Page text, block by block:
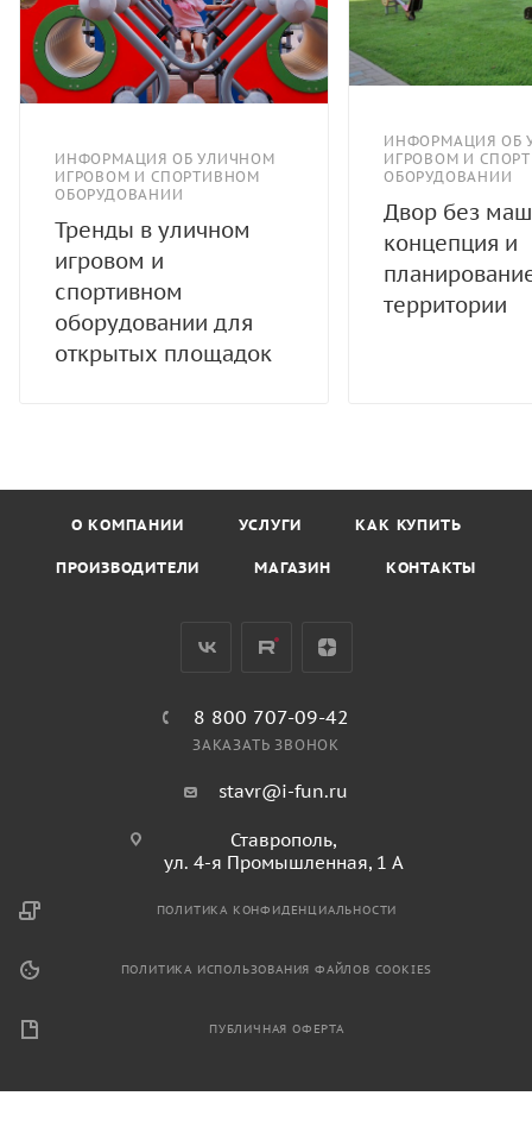
ИНФОРМАЦИЯ ОБ УЛИЧНОМ
ИГРОВОМ И СПОРТИВНОМ
ОБОРУДОВАНИИ
Тренды в уличном
игровом и
спортивном
оборудовании для
открытых площадок
ИНФОРМАЦИЯ ОБ
ИГРОВОМ И
ОБОРУДОВАНИИ
Двор без
концепция и
территории
О КОМПАНИИ УСЛУГИ КАК КУПИТЬ
ПРОИЗВОДИТЕЛИ МАГАЗИН КОНТАКТЫ
8 800 707-09-42
ЗАКАЗАТЬ ЗВОНОК
stavr@i-fun.ru
Ставрополь,
ул. 4-я Промышленная, 1 А
ПОЛИТИКА КОНФИДЕНЦИАЛЬНОСТИ
ПОЛИТИКА ИСПОЛЬЗОВАНИЯ ФАЙЛОВ COOKIES
ПУБЛИЧНАЯ ОФЕРТА